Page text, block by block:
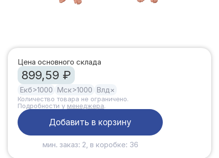
Цена основного склада
899,59 ₽
Екб>1000 Мск>1000 Влд×
Количество товара не ограничено.
Подробности у менеджера.
Добавить в корзину
мин. заказ: 2, в коробке: 36